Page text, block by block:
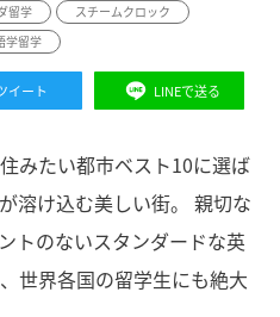
留学
スチームクロック
学留学
イート LINEで送る
みたい都市ベスト10に選ば
溶け込む美しい街。 親切な
トのないスタンダードな英
世界各国の留学生にも絶大